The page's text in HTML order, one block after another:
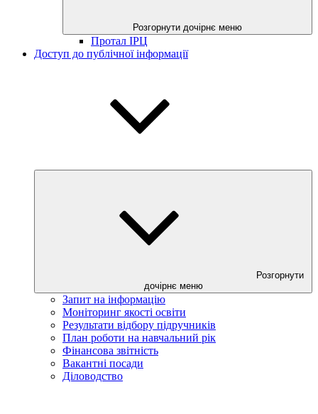
Розгорнути дочірнє меню
Протал ІРЦ
Доступ до публічної інформації
Розгорнути
дочірнє меню
Запит на інформацію
Моніторинг якості освіти
Результати відбору підручників
План роботи на навчальний рік
Фінансова звітність
Вакантні посади
Діловодство